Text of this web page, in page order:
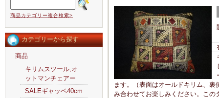
商品カテゴリー複合検索>
カテゴリーから探す
商品
キリムスツール,オ
ットマンチェアー
SALEギャッベ40cm
ます。（表面はオールドキリム、
み合わせてお楽しみください。こ